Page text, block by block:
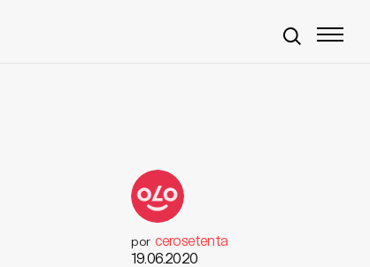
por cerosetenta
19.06.2020